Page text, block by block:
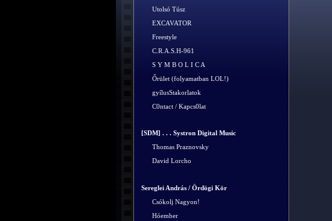
Utolsó Túsz
EXCAVATOR
Freestyle
C.R.A.S.H-961
S Y M B O L I C A
Őrület (folyamatban LOL!)
gyílusStakorlatok
C0ntact / Kapcs0lat
[SDM] . . . Systron Digital Music
Thomas Praznovsky
David Lorcho
Sereglei András / Ördögi Kör
Csókolj Nagyon!
Hóember